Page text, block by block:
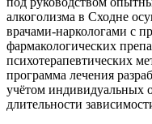
алкоголизма в Сходне
врачами-наркологами с
фармакологических
психотерапевтических
программа лечения
учётом индивидуальных
длительности